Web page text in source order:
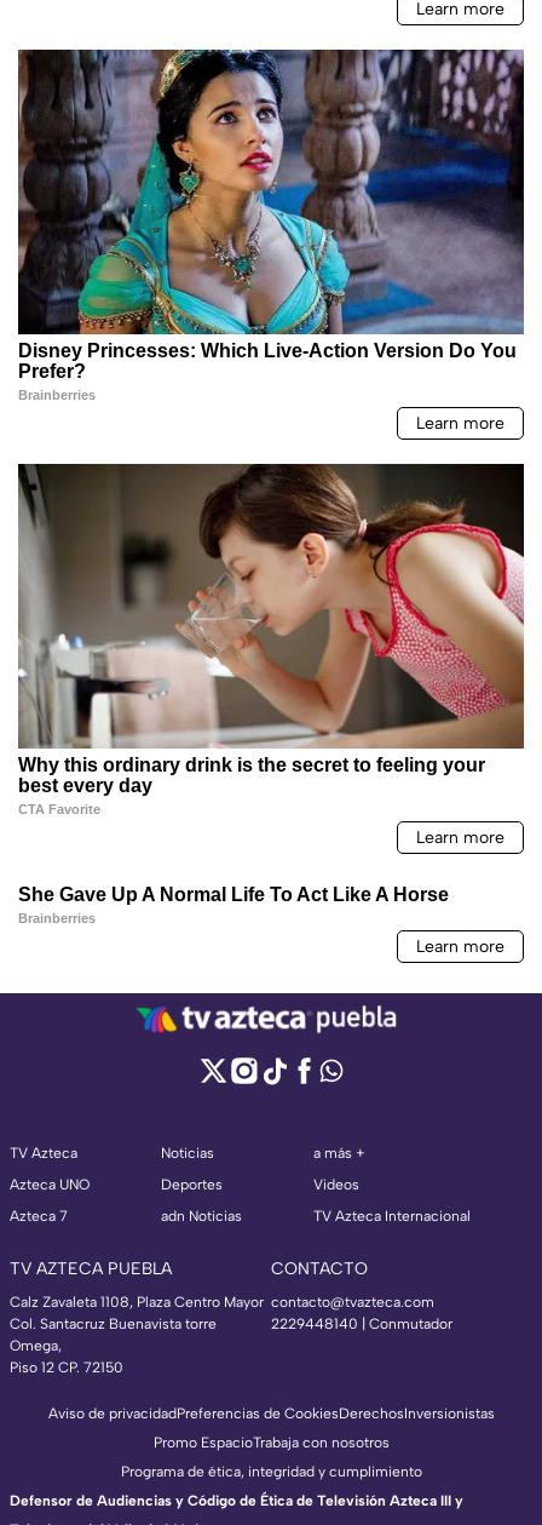
TV Azteca
Azteca UNO
Azteca 7
Noticias
Deportes
adn Noticias
a más +
Videos
TV Azteca Internacional
TV AZTECA PUEBLA
Calz Zavaleta 1108, Plaza Centro Mayor
Col. Santacruz Buenavista torre
Omega,
Piso 12 CP. 72150
CONTACTO
contacto@tvazteca.com
2229448140 | Conmutador
Aviso de privacidadPreferencias de CookiesDerechosInversionistas
Promo EspacioTrabaja con nosotros
Programa de ética, integridad y cumplimiento
Defensor de Audiencias y Código de Ética de Televisión Azteca III y